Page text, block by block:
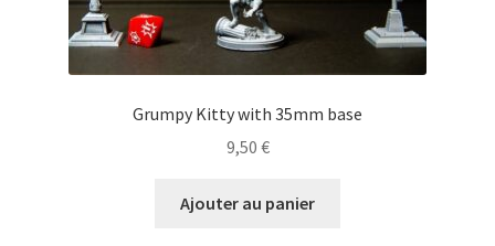
Grumpy Kitty with 35mm base
9,50 €
Ajouter au panier